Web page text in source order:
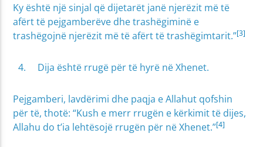
Ky është një sinjal që dijetarët janë njerëzit më të
afërt të pejgamberëve dhe trashëgiminë e
trashëgojnë njerëzit më të afërt të trashëgimtarit.”[3]
Dija është rrugë për të hyrë në Xhenet.
Pejgamberi, lavdërimi dhe paqja e Allahut qofshin
për të, thotë: “Kush e merr rrugën e kërkimit të dijes,
Allahu do t’ia lehtësojë rrugën për në Xhenet.”[4]